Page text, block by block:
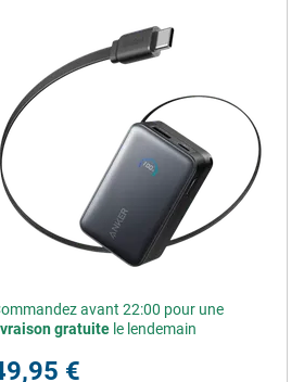
avant 22:00 pour une
gratuite le lendemain
€